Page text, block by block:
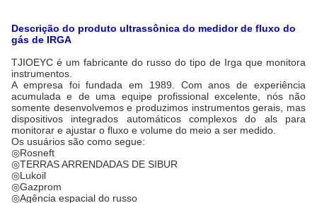
Descrição do produto ultrassônica do medidor de fluxo do
gás de IRGA
TJIOEYC é um fabricante do russo do tipo de Irga que monitora
instrumentos.
A empresa foi fundada em 1989. Com anos de experiência
acumulada e de uma equipe profissional excelente, nós não
somente desenvolvemos e produzimos instrumentos gerais, mas
dispositivos integrados automáticos complexos do als para
monitorar e ajustar o fluxo e volume do meio a ser medido.
Os usuários são como segue:
◎Rosneft
◎TERRAS ARRENDADAS DE SIBUR
◎Lukoil
◎Gazprom
◎Agência espacial do russo